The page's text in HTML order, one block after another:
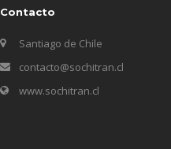
Contacto
Santiago de Chile
contacto@sochitran.cl
www.sochitran.cl